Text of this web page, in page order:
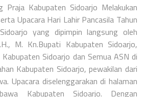
Praja Kabupaten Sidoarjo Melakukan
Upacara Hari Lahir Pancasila Tahun
yang dipimpin langsung oleh
M. Kn.Bupati Kabupaten Sidoarjo,
Kabupaten Sidoarjo dan Semua ASN di
Kabupaten Sidoarjo, pewakilan dari
Upacara diselenggarakan di halaman
Kabupaten Sidoarjo. Dengan